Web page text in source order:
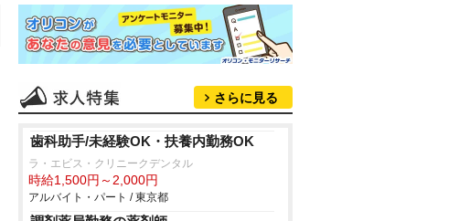
さらに見る
歯科助手/未経験OK・扶養内勤務OK
ラ・エビス・クリニークデンタル
時給1,500円～2,000円
アルバイト・パート / 東京都